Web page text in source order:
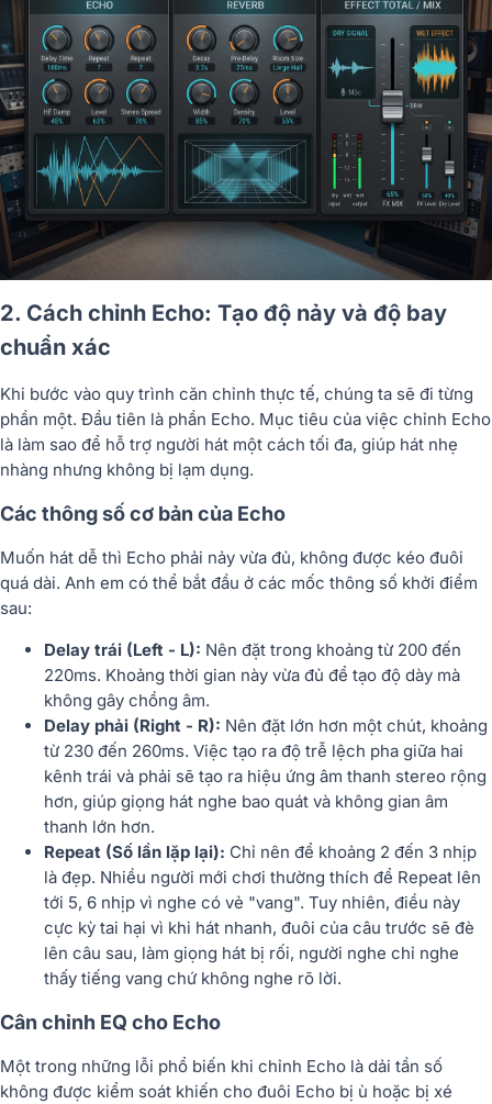
2. Cách chỉnh Echo: Tạo độ nảy và độ bay
chuẩn xác
Khi bước vào quy trình căn chỉnh thực tế, chúng ta sẽ đi từng
phần một. Đầu tiên là phần Echo. Mục tiêu của việc chỉnh Echo
là làm sao để hỗ trợ người hát một cách tối đa, giúp hát nhẹ
nhàng nhưng không bị lạm dụng.
Các thông số cơ bản của Echo
Muốn hát dễ thì Echo phải nảy vừa đủ, không được kéo đuôi
quá dài. Anh em có thể bắt đầu ở các mốc thông số khởi điểm
sau:
Delay trái (Left - L): Nên đặt trong khoảng từ 200 đến
220ms. Khoảng thời gian này vừa đủ để tạo độ dày mà
không gây chồng âm.
Delay phải (Right - R): Nên đặt lớn hơn một chút, khoảng
từ 230 đến 260ms. Việc tạo ra độ trễ lệch pha giữa hai
kênh trái và phải sẽ tạo ra hiệu ứng âm thanh stereo rộng
hơn, giúp giọng hát nghe bao quát và không gian âm
thanh lớn hơn.
Repeat (Số lần lặp lại): Chỉ nên để khoảng 2 đến 3 nhịp
là đẹp. Nhiều người mới chơi thường thích để Repeat lên
tới 5, 6 nhịp vì nghe có vẻ "vang". Tuy nhiên, điều này
cực kỳ tai hại vì khi hát nhanh, đuôi của câu trước sẽ đè
lên câu sau, làm giọng hát bị rối, người nghe chỉ nghe
thấy tiếng vang chứ không nghe rõ lời.
Cân chỉnh EQ cho Echo
Một trong những lỗi phổ biến khi chỉnh Echo là dải tần số
không được kiểm soát khiến cho đuôi Echo bị ù hoặc bị xé